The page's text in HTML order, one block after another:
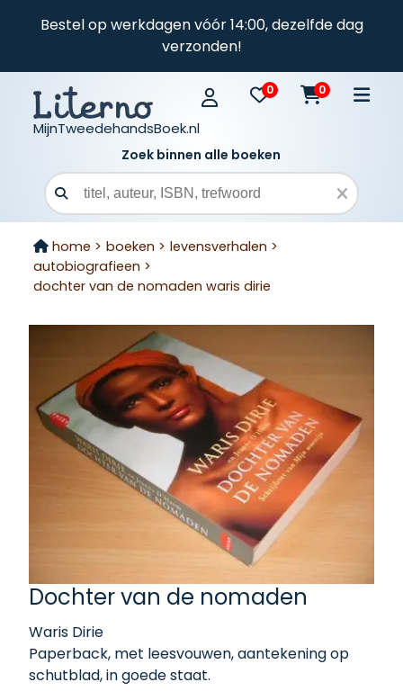
Bestel op werkdagen vóór 14:00, dezelfde dag
verzonden!
MijnTweedehandsBoek.nl
0 0
Zoek binnen alle boeken
Zoekveld
home > boeken > levensverhalen >
autobiografieen >
dochter van de nomaden waris dirie
Dochter van de nomaden
Waris Dirie
Paperback, met leesvouwen, aantekening op
schutblad, in goede staat.